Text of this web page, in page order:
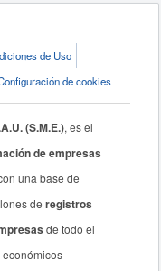
de Uso
de cookies
(S.M.E.), es el
de empresas
una base de
deregistros
de todo el